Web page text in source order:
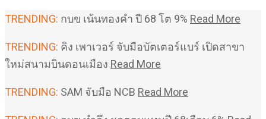
TRENDING: กบข เน้นทองคำ ปี 68 โต 9% Read More
TRENDING: คิง เพาเวอร์ จับมือบัตเตอร์แบร์ เปิดสาขา
ใหม่สนามบินดอนเมือง Read More
TRENDING: SAM จับมือ NCB Read More